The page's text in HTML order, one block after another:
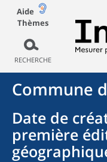
Aide
Thèmes
RECHERCHE
Commune
Date de
première